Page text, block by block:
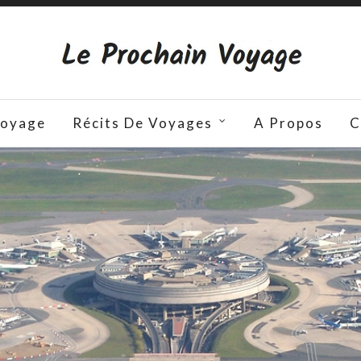
Récits De Voyages A Propos